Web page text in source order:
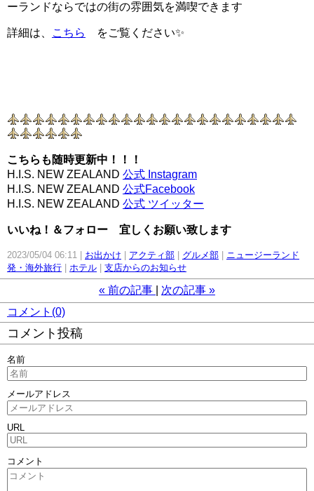
ーランドならではの街の雰囲気を満喫できます
詳細は、 こちら をご覧ください✨
こちらも随時更新中！！！
H.I.S. NEW ZEALAND 公式 Instagram
H.I.S. NEW ZEALAND 公式Facebook
H.I.S. NEW ZEALAND 公式 ツイッター
いいね！＆フォロー 宜しくお願い致します
2023/05/04 06:11 お出かけ アクティ部 グルメ部
ニュージーランド
発・海外旅行
ホテル 支店からのお知らせ
« 前の記事 次の記事 »
コメント(0)
コメント投稿
名前
メールアドレス
URL
コメント